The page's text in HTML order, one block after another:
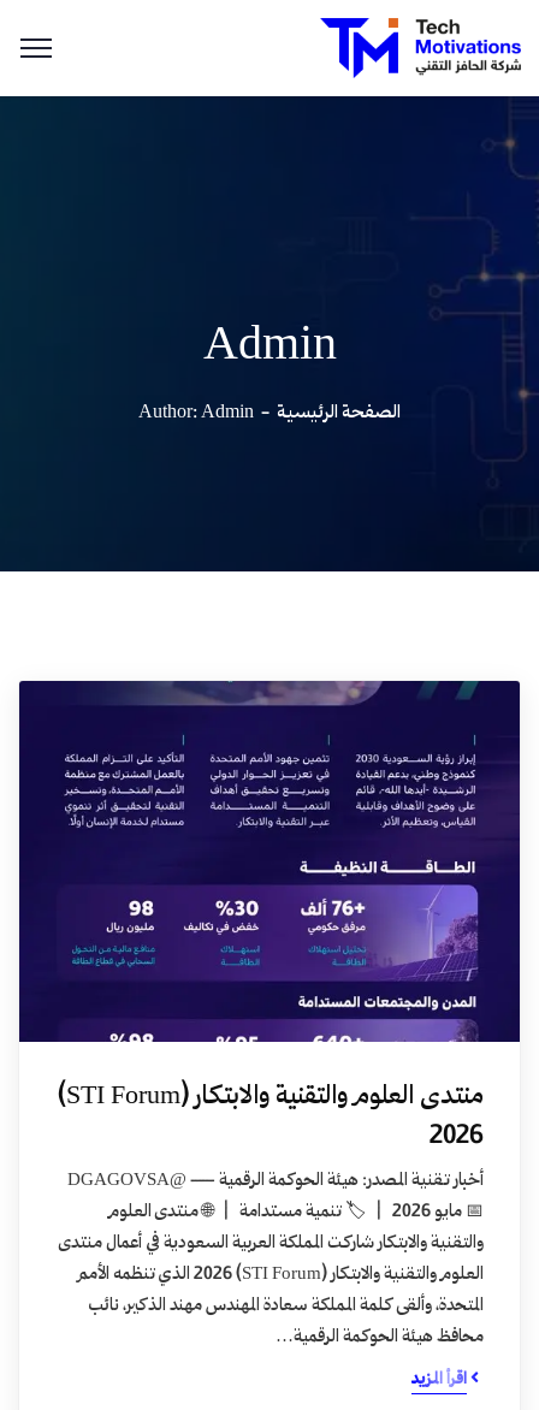
Admin
الصفحة الرئيسية Author: Admin
منتدى العلوم والتقنية والابتكار (STI Forum)
2026
أخبار تقنية المصدر: هيئة الحوكمة الرقمية — @DGAGOVSA
📅 مايو 2026 | 🏷️ تنمية مستدامة | 🌐 منتدى العلوم
والتقنية والابتكار شاركت المملكة العربية السعودية في أعمال منتدى
العلوم والتقنية والابتكار (STI Forum) 2026 الذي تنظمه الأمم
المتحدة، وألقى كلمة المملكة سعادة المهندس مهند الذكير، نائب
محافظ هيئة الحوكمة الرقمية…
اقرأ المزيد